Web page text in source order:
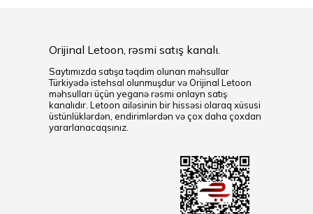
Orijinal Letoon, rəsmi satış kanalı.
Saytımızda satışa təqdim olunan məhsullar
Türkiyədə istehsal olunmuşdur və Orijinal Letoon
məhsulları üçün yeganə rəsmi onlayn satış
kanalıdır. Letoon ailəsinin bir hissəsi olaraq xüsusi
üstünlüklərdən, endirimlərdən və çox daha çoxdan
yararlanacaqsınız.